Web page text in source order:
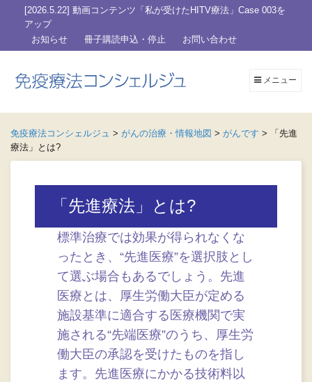
[2026.5.22] 動画コンテンツ「私が受けたHITV療法」Case 003を
アップ
お知らせ
冊子購読申込・停止 お問い合わせ
メニュー
免疫療法コンシェルジュ > がんの治療・情報地図 > がんです >
「先進
療法」とは?
「先進療法」とは?
標準治療では効果が得られなくな
ったとき、“先進医療”を選択肢とし
て選ぶ場合もあるでしょう。先進
医療とは、厚生労働大臣が定める
施設基準に適合する医療機関で実
施される“先端医療”のうち、厚生労
働大臣の承認を受けたものを指し
ます。先進医療にかかる技術料以